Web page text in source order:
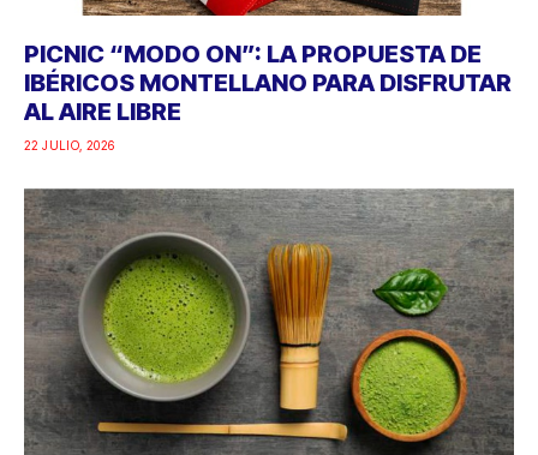
PICNIC “MODO ON”: LA PROPUESTA DE
IBÉRICOS MONTELLANO PARA DISFRUTAR
AL AIRE LIBRE
22 JULIO, 2026